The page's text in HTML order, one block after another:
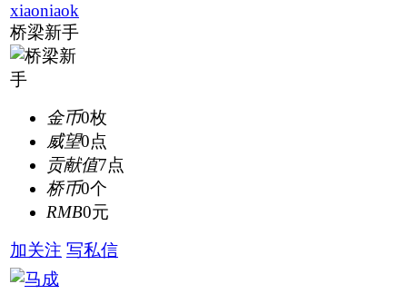
xiaoniaok
桥梁新手
金币0枚
威望0点
贡献值7点
桥币0个
RMB0元
加关注 写私信